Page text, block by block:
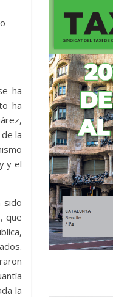
ha
ha
la
y el
sido
que
la